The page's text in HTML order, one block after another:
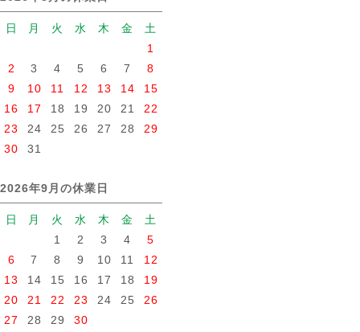
日 月 火 水 木 金
土
1
2
3 4 5 6 7
8
9
10 11 12 13 14
15
16
17 18 19 20 21
22
23
24 25 26 27 28
29
30
31
2026年9月の休業日
日 月 火 水 木 金
土
1
2 3 4
5
6
7 8 9 10 11
12
13
14 15 16 17 18
19
20
21 22 23 24 25
26
27
28 29 30